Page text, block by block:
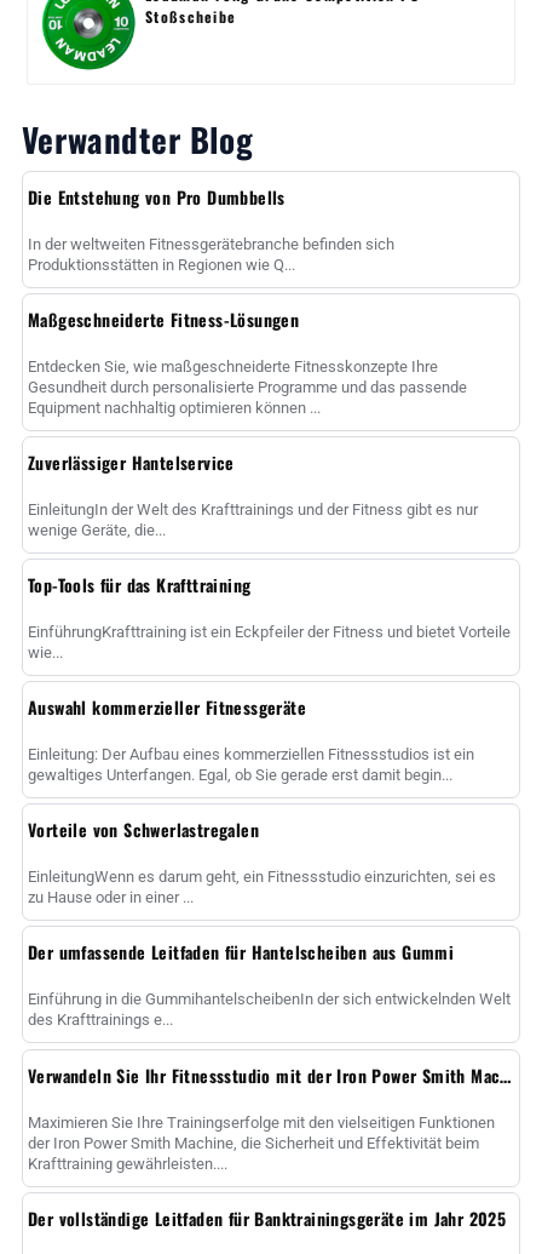
Stoßscheibe
Verwandter Blog
Die Entstehung von Pro Dumbbells
In der weltweiten Fitnessgerätebranche befinden sich
Produktionsstätten in Regionen wie Q...
Maßgeschneiderte Fitness-Lösungen
Entdecken Sie, wie maßgeschneiderte Fitnesskonzepte Ihre
Gesundheit durch personalisierte Programme und das passende
Equipment nachhaltig optimieren können ...
Zuverlässiger Hantelservice
EinleitungIn der Welt des Krafttrainings und der Fitness gibt es nur
wenige Geräte, die...
Top-Tools für das Krafttraining
EinführungKrafttraining ist ein Eckpfeiler der Fitness und bietet Vorteile
wie...
Auswahl kommerzieller Fitnessgeräte
Einleitung: Der Aufbau eines kommerziellen Fitnessstudios ist ein
gewaltiges Unterfangen. Egal, ob Sie gerade erst damit begin...
Vorteile von Schwerlastregalen
EinleitungWenn es darum geht, ein Fitnessstudio einzurichten, sei es
zu Hause oder in einer ...
Der umfassende Leitfaden für Hantelscheiben aus Gummi
Einführung in die GummihantelscheibenIn der sich entwickelnden Welt
des Krafttrainings e...
Verwandeln Sie Ihr Fitnessstudio mit der Iron Power Smith Machine
Maximieren Sie Ihre Trainingserfolge mit den vielseitigen Funktionen
der Iron Power Smith Machine, die Sicherheit und Effektivität beim
Krafttraining gewährleisten....
Der vollständige Leitfaden für Banktrainingsgeräte im Jahr 2025